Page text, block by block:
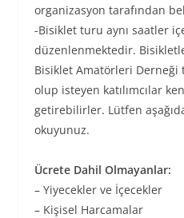
organizasyon tarafından
-Bisiklet turu aynı saatler
düzenlenmektedir.
Bisiklet Amatörleri Derneği
olup isteyen katılımcılar
getirebilirler. Lütfen
okuyunuz.
Ücrete Dahil Olmayanlar:
– Yiyecekler ve İçecekler
– Kişisel Harcamalar